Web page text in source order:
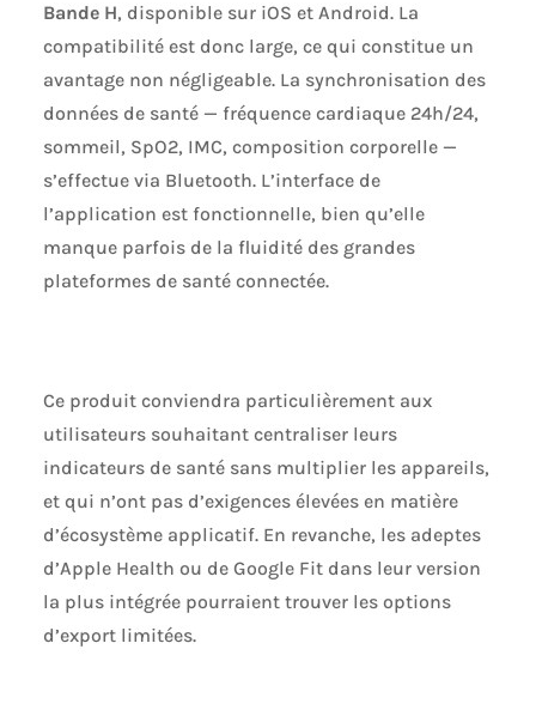
pression artérielle,
de la SpO2, de la
température
corporelle et du
stress. 🏃‍♂️140+
Modes Sportifs +
Mesure du MET:
Montre Connectée
couvre plus de 140
modes sportifs tels
que la course, le
cyclisme,
d’autres.
Enregistrement
précis de la durée
d’exercice, des
calories, de la
fréquence
cardiaque et du
nombre de pas. Les
métaboliques MET
Bande H, disponible sur iOS et Android. La
compatibilité est donc large, ce qui constitue un
avantage non négligeable. La synchronisation des
données de santé — fréquence cardiaque 24h/24,
sommeil, SpO2, IMC, composition corporelle —
s’effectue via Bluetooth. L’interface de
l’application est fonctionnelle, bien qu’elle
manque parfois de la fluidité des grandes
plateformes de santé connectée.
Ce produit conviendra particulièrement aux
utilisateurs souhaitant centraliser leurs
indicateurs de santé sans multiplier les appareils,
et qui n’ont pas d’exigences élevées en matière
d’écosystème applicatif. En revanche, les adeptes
d’Apple Health ou de Google Fit dans leur version
la plus intégrée pourraient trouver les options
d’export limitées.